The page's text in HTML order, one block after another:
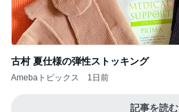
古村 夏仕様の弾性ストッキング
Amebaトピックス 1日前
記事を読む